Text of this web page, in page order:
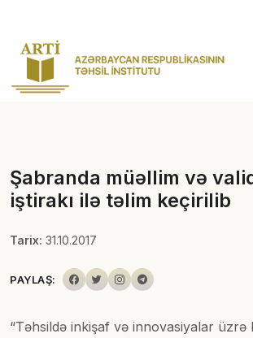
Şabranda müəllim və
iştirakı ilə təlim keçirilib
Tarix: 31.10.2017
PAYLAŞ:
“Təhsildə inkişaf və innovasiyalar üzrə